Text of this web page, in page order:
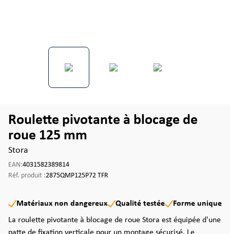
Roulette pivotante à blocage de
roue 125 mm
Stora
EAN:4031582389814
Réf. produit :2875QMP125P72 TFR
Matériaux non dangereux Qualité testée
Forme unique
La roulette pivotante à blocage de roue Stora est équipée d'une